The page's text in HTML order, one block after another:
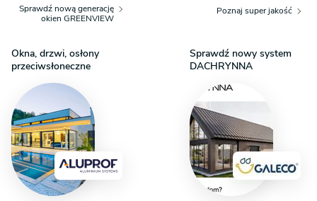
Sprawdź nową generację
okien GREENVIEW
Poznaj super jakość
Okna, drzwi, osłony
przeciwsłoneczne
Sprawdź nowy system
DACHRYNNA